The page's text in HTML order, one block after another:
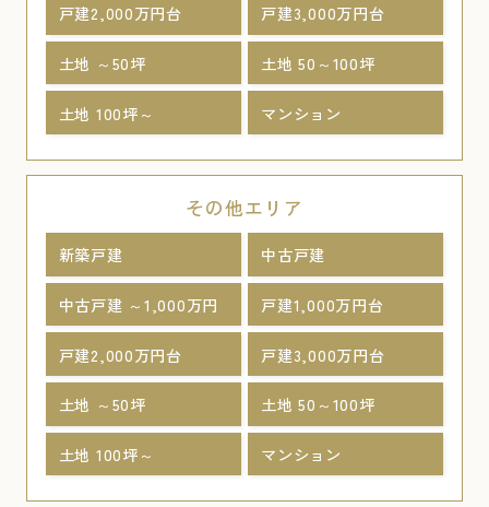
戸建2,000万円台 戸建3,000万円台
土地 ～50坪 土地 50～100坪
土地 100坪～ マンション
その他エリア
新築戸建 中古戸建
中古戸建 ～1,000万円 戸建1,000万円台
戸建2,000万円台 戸建3,000万円台
土地 ～50坪 土地 50～100坪
土地 100坪～ マンション